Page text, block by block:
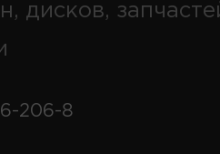
дисков,
206-8